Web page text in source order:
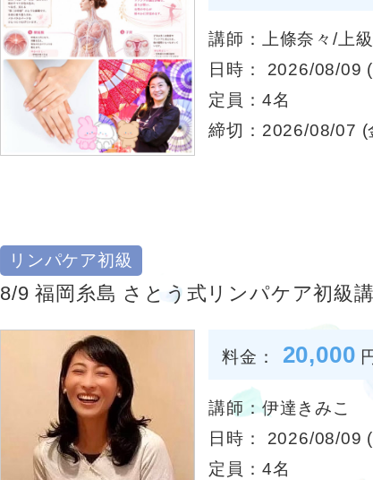
講師：上條奈々/上
日時： 2026/08/09
定員：4名
締切：2026/08/07 (
リンパケア初級
8/9 福岡糸島 さとう式リンパケア初級
料金： 20,000
講師：伊達きみこ
日時： 2026/08/09
定員：4名